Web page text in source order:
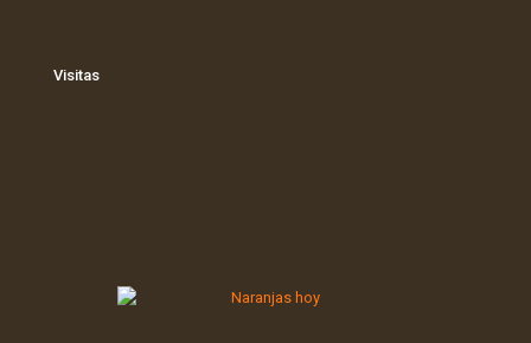
Visitas